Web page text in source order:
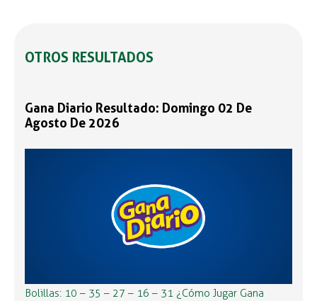
OTROS RESULTADOS
Gana Diario Resultado: Domingo 02 De
Agosto De 2026
Bolillas: 10 – 35 – 27 – 16 – 31 ¿Cómo Jugar Gana